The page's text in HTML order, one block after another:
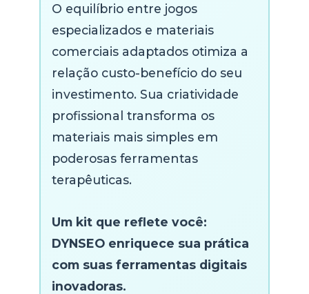
O equilíbrio entre jogos
especializados e materiais
comerciais adaptados otimiza a
relação custo-benefício do seu
investimento. Sua criatividade
profissional transforma os
materiais mais simples em
poderosas ferramentas
terapêuticas.
Um kit que reflete você:
DYNSEO enriquece sua prática
com suas ferramentas digitais
inovadoras.